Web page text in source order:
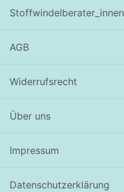
Stoffwindelberater_innen
AGB
Widerrufsrecht
Über uns
Impressum
Datenschutzerklärung